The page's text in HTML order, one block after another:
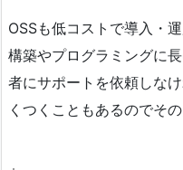
OSSも低コストで導入・
構築やプログラミングに
者にサポートを依頼しな
くつくこともあるのでそ